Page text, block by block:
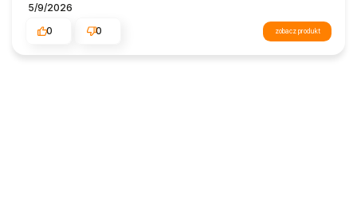
5/9/2026
0
0 zobacz produkt